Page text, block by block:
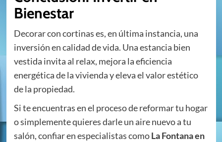
Bienestar
Decorar con cortinas es, en última instancia, una
inversión en calidad de vida. Una estancia bien
vestida invita al relax, mejora la eficiencia
energética de la vivienda y eleva el valor estético
de la propiedad.
Si te encuentras en el proceso de reformar tu hogar
o simplemente quieres darle un aire nuevo a tu
salón, confiar en especialistas comoLa Fontana en